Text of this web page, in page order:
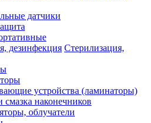
датчики
Стерилизация,
устройства (ламинаторы)
смазка наконечников
облучатели